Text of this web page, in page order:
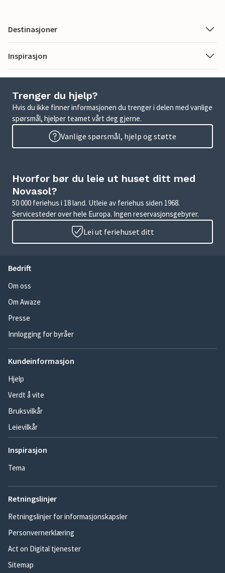
Destinasjoner
Inspirasjon
Trenger du hjelp?
Hvis du ikke finner informasjonen du trenger i delen med vanlige
spørsmål, hjelper teamet vårt deg gjerne.
Vanlige spørsmål, hjelp og støtte
Hvorfor bør du leie ut huset ditt med
Novasol?
50 000 feriehus i 18 land. Utleie av feriehus siden 1968.
Servicesteder over hele Europa. Ingen reservasjonsgebyrer.
Lei ut feriehuset ditt
Bedrift
Om oss
Om Awaze
Presse
Innlogging for byråer
Kundeinformasjon
Hjelp
Verdt å vite
Bruksvilkår
Leievilkår
Inspirasjon
Tema
Retningslinjer
Retningslinjer for informasjonskapsler
Personvernerklæring
Act on Digital tjenester
Sitemap